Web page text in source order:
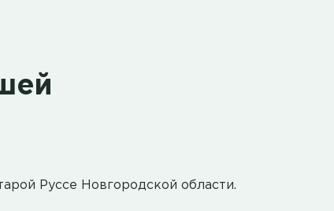
Руссе Новгородской области.